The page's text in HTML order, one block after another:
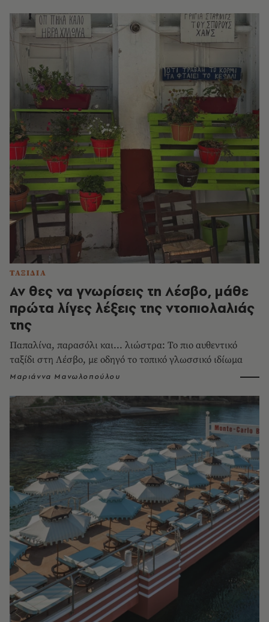
ΤΑΞΙΔΙΑ
Αν θες να γνωρίσεις τη Λέσβο, μάθε
πρώτα λίγες λέξεις της ντοπιολαλιάς
της
Παπαλίνα, παρασόλι και... λιώστρα: Το πιο αυθεντικό
ταξίδι στη Λέσβο, με οδηγό το τοπικό γλωσσικό ιδίωμα
Μαριάννα Μανωλοπούλου